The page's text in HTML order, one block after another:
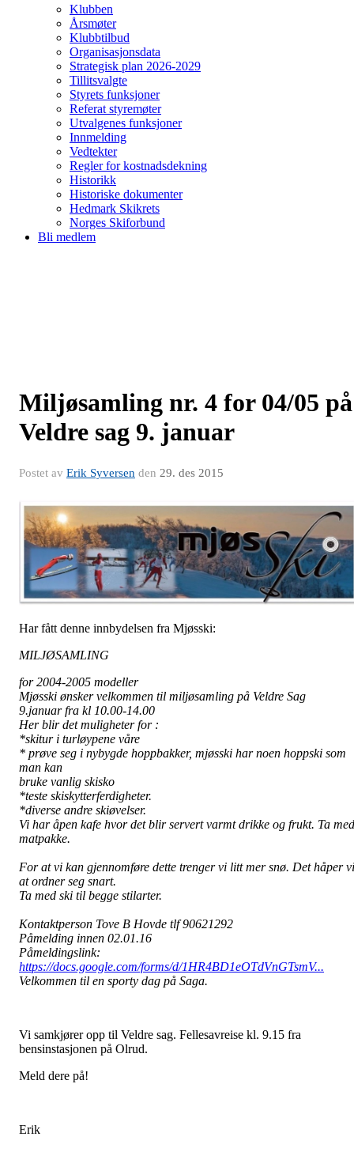
Klubben
Årsmøter
Klubbtilbud
Organisasjonsdata
Strategisk plan 2026-2029
Tillitsvalgte
Styrets funksjoner
Referat styremøter
Utvalgenes funksjoner
Innmelding
Vedtekter
Regler for kostnadsdekning
Historikk
Historiske dokumenter
Hedmark Skikrets
Norges Skiforbund
Bli medlem
Miljøsamling nr. 4 for 04/05 på
Veldre sag 9. januar
Postet av Erik Syversen den 29. des 2015
Har fått denne innbydelsen fra Mjøsski:
MILJØSAMLING
for 2004-2005 modeller
Mjøsski ønsker velkommen til miljøsamling på Veldre Sag
9.januar fra kl 10.00-14.00
Her blir det muligheter for :
*skitur i turløypene våre
* prøve seg i nybygde hoppbakker, mjøsski har noen hoppski som
man kan
bruke vanlig skisko
*teste skiskytterferdigheter.
*diverse andre skiøvelser.
Vi har åpen kafe hvor det blir servert varmt drikke og frukt. Ta med
matpakke.
For at vi kan gjennomføre dette trenger vi litt mer snø. Det håper vi
at ordner seg snart.
Ta med ski til begge stilarter.
Kontaktperson Tove B Hovde tlf 90621292
Påmelding innen 02.01.16
Påmeldingslink:
https://docs.google.com/forms/d/1HR4BD1eOTdVnGTsmV...
Velkommen til en sporty dag på Saga.
Vi samkjører opp til Veldre sag. Fellesavreise kl. 9.15 fra
bensinstasjonen på Olrud.
Meld dere på!
Erik